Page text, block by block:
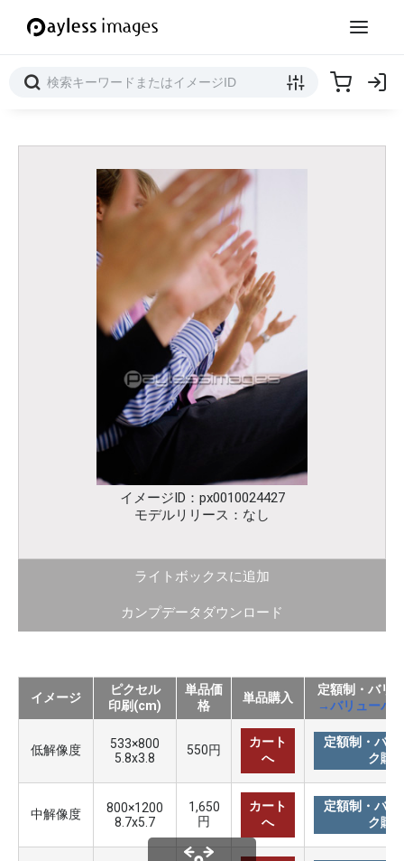
イメージID：px0010024427
モデルリリース：なし
ライトボックスに追加
カンプデータダウンロード
イメージ
ピクセル
印刷(cm)
単品価
格
単品購入
定額制・バリ
→バリューパ
低解像度
533×800
5.8x3.8
550円
カート
へ
定額制・バリ
ク購
中解像度
800×1200
8.7x5.7
1,650
円
カート
へ
定額制・バリ
ク購